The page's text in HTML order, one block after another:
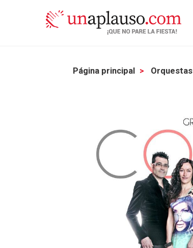
Página principal Orquestas